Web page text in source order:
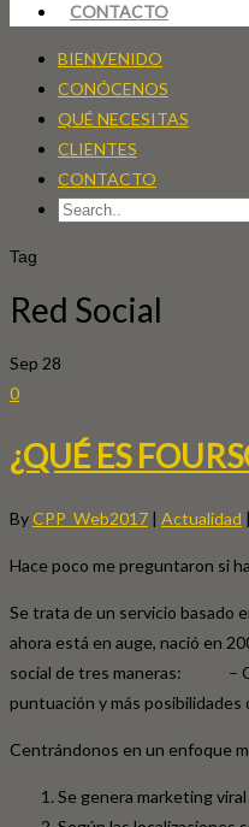
CONTACTO
BIENVENIDO
CONÓCENOS
QUÉ NECESITAS
CLIENTES
CONTACTO
Tag
Red Social
Sep 28
0
¿QUÉ ES
ByCPP_Web2017 | Actualidad |
Hace poco me preguntaron si
Se trata de un servicio basado
ahora está en auge, nació en
social de tres maneras: –
puntuación y más
Centrándonos en un enfoque
Se genera marketing